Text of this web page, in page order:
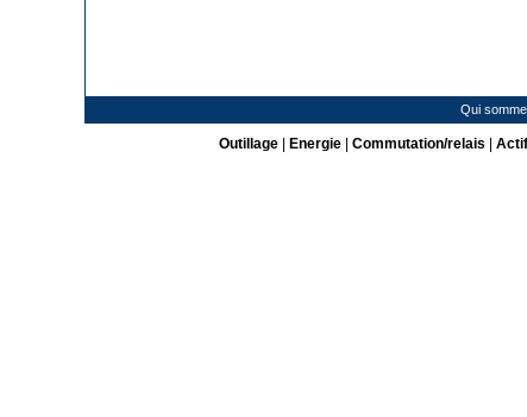
Qui
Outillage| Energie| Commutation/relais Actif